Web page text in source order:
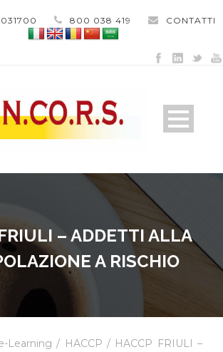
800 038 419 CONTATTI
– ADDETTI ALLA
A RISCHIO
Learning / HACCP / HACCP FRIULI –